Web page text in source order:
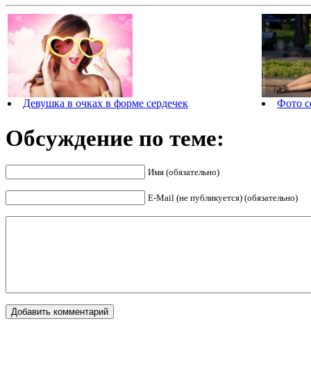
Девушка в очках в форме сердечек Фото
Обсуждение по теме:
Имя (обязательно)
E-Mail (не публикуется) (обязательно)